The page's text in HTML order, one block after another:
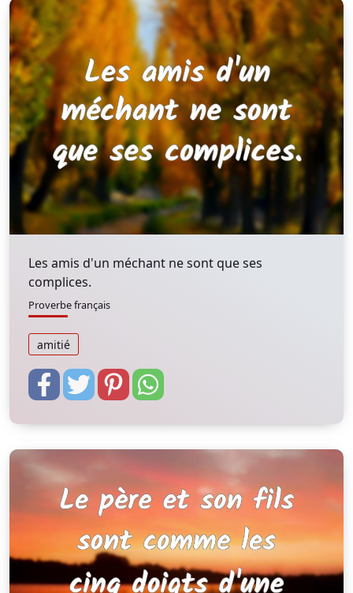
Les amis d'un méchant ne sont que ses
complices.
Proverbe français
amitié